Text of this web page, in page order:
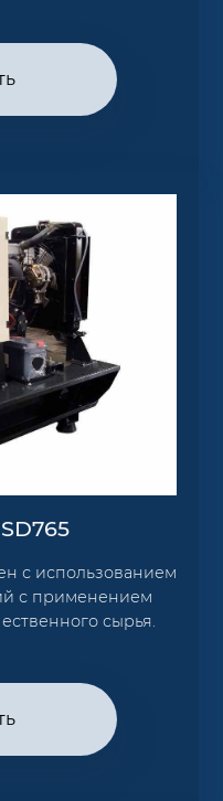
с использованием
с применением
сырья.